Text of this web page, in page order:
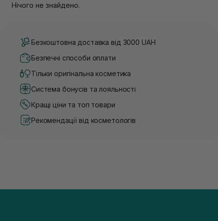
Нічого не знайдено.
Безкоштовна доставка від 3000 UAH
Безпечні способи оплати
Тільки оригінальна косметика
Система бонусів та лояльності
Кращі ціни та топ товари
Рекомендації від косметологів